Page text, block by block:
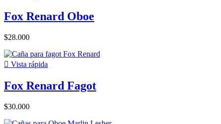
Fox Renard Oboe
$28.000
 Vista rápida
Fox Renard Fagot
$30.000